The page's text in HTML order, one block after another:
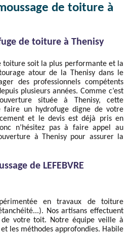
de toiture à
de toiture à Thenisy
toiture soit la plus performante et la
atour de la Thenisy dans le
des professionnels compétents
plusieurs années. Comme c’est
située à Thenisy, cette
faire un hydrofuge digne de votre
et le devis est déjà pris en
n’hésitez pas à faire appel au
à Thenisy pour assurer la
de LEFEBVRE
en travaux de toiture
Nos artisans effectuent
de votre toit. Notre équipe veille à
les méthodes approfondies. Habile